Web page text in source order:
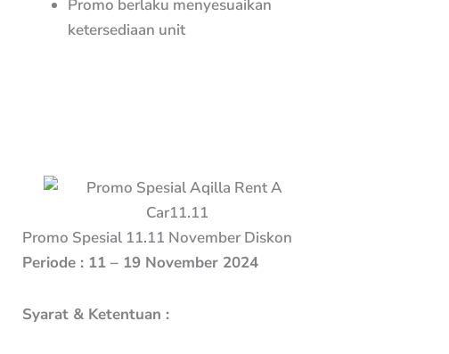
Promo berlaku menyesuaikan
ketersediaan unit
Promo Spesial 11.11 November Diskon
Periode : 11 – 19 November 2024
Syarat & Ketentuan :